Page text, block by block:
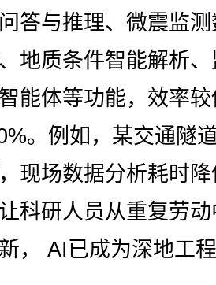
答与推理、微震监
地质条件智能解析
能体等功能，效率
。例如，某交通隧
现场数据分析耗时降
科研人员从重复劳
， AI已成为深地工